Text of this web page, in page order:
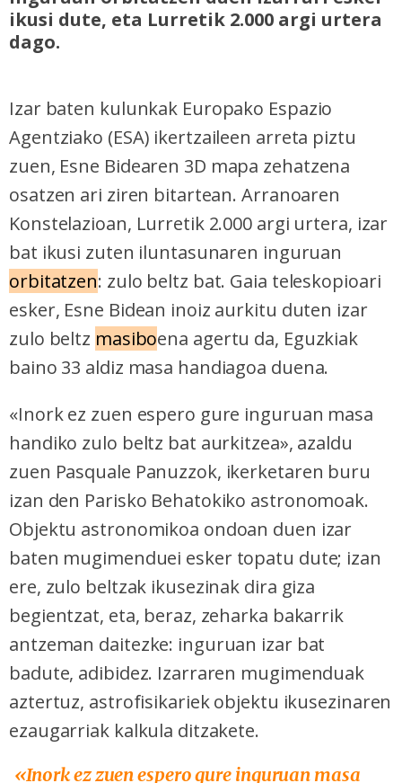
ikusi dute, eta Lurretik 2.000 argi urtera
dago.
Izar baten kulunkak Europako Espazio
Agentziako (ESA) ikertzaileen arreta piztu
zuen, Esne Bidearen 3D mapa zehatzena
osatzen ari ziren bitartean. Arranoaren
Konstelazioan, Lurretik 2.000 argi urtera, izar
bat ikusi zuten iluntasunaren inguruan
orbitatzen: zulo beltz bat. Gaia teleskopioari
esker, Esne Bidean inoiz aurkitu duten izar
zulo beltz masiboena agertu da, Eguzkiak
baino 33 aldiz masa handiagoa duena.
«Inork ez zuen espero gure inguruan masa
handiko zulo beltz bat aurkitzea», azaldu
zuen Pasquale Panuzzok, ikerketaren buru
izan den Parisko Behatokiko astronomoak.
Objektu astronomikoa ondoan duen izar
baten mugimenduei esker topatu dute; izan
ere, zulo beltzak ikusezinak dira giza
begientzat, eta, beraz, zeharka bakarrik
antzeman daitezke: inguruan izar bat
badute, adibidez. Izarraren mugimenduak
aztertuz, astrofisikariek objektu ikusezinaren
ezaugarriak kalkula ditzakete.
«Inork ez zuen espero gure inguruan masa